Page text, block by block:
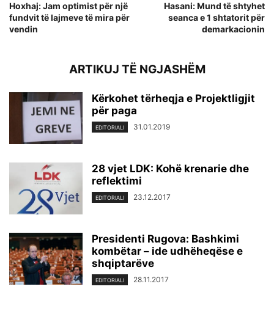
Hoxhaj: Jam optimist për një
fundvit të lajmeve të mira për
vendin
Hasani: Mund të shtyhet
seanca e 1 shtatorit për
demarkacionin
ARTIKUJ TË NGJASHËM
Kërkohet tërheqja e Projektligjit
për paga
EDITORIALI 31.01.2019
28 vjet LDK: Kohë krenarie dhe
reflektimi
EDITORIALI 23.12.2017
Presidenti Rugova: Bashkimi
kombëtar – ide udhëheqëse e
shqiptarëve
EDITORIALI 28.11.2017